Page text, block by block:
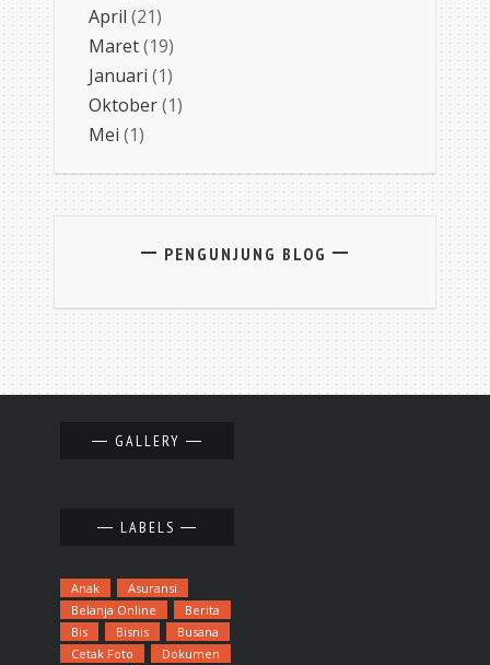
April (21)
Maret(19)
Januari (1)
Oktober(1)
Mei (1)
PENGUNJUNG BLOG
GALLERY
LABELS
Anak
Asuransi
Belanja Online
Berita
Bis
Bisnis
Busana
Cetak Foto
Dokumen